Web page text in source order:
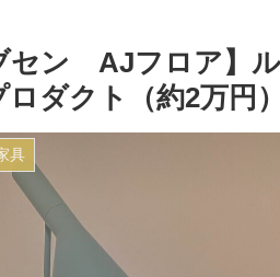
セン AJフロア】
ロダクト（約2万円
具